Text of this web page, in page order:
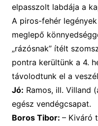
elpasszolt labdája a
A piros-fehér
meglepő
„rázósnak” ítélt
pontra kerültünk a 4.
távolodtunk el a
Jó: Ramos, ill. Villand
egész vendégcsapat.
Boros Tibor: – Kiváró